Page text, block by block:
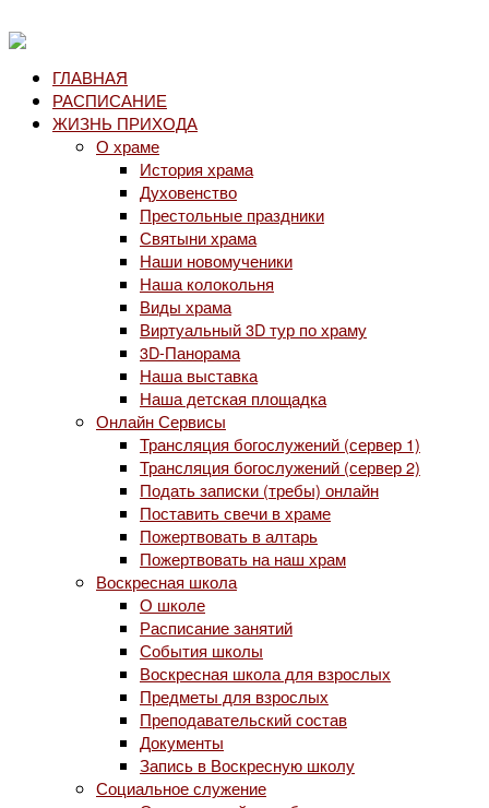
ГЛАВНАЯ
РАСПИСАНИЕ
ЖИЗНЬ ПРИХОДА
О храме
История храма
Духовенство
Престольные праздники
Святыни храма
Наши новомученики
Наша колокольня
Виды храма
Виртуальный 3D тур по храму
3D-Панорама
Наша выставка
Наша детская площадка
Онлайн Сервисы
Трансляция богослужений (сервер 1)
Трансляция богослужений (сервер 2)
Подать записки (требы) онлайн
Поставить свечи в храме
Пожертвовать в алтарь
Пожертвовать на наш храм
Воскресная школа
О школе
Расписание занятий
События школы
Воскресная школа для взрослых
Предметы для взрослых
Преподавательский состав
Документы
Запись в Воскресную школу
Социальное служение